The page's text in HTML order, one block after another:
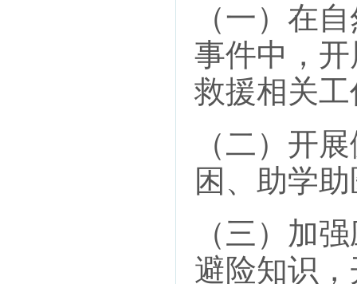
（一）在
事件中，
救援相关
（二）开
困、助学
（三）加
避险知识